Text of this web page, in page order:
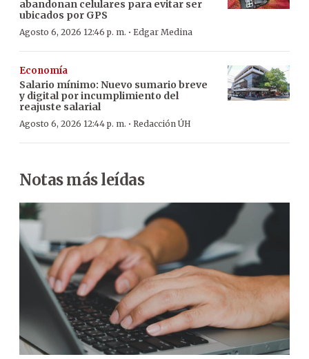
abandonan celulares para evitar ser
ubicados por GPS
Agosto 6, 2026 12:46 p. m. · Edgar Medina
Economía
Salario mínimo: Nuevo sumario breve
y digital por incumplimiento del
reajuste salarial
Agosto 6, 2026 12:44 p. m. · Redacción ÚH
Notas más leídas